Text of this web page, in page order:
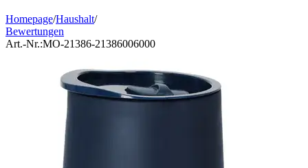
Homepage/Haushalt/
Bewertungen
Art.-Nr.:MO-21386-21386006000